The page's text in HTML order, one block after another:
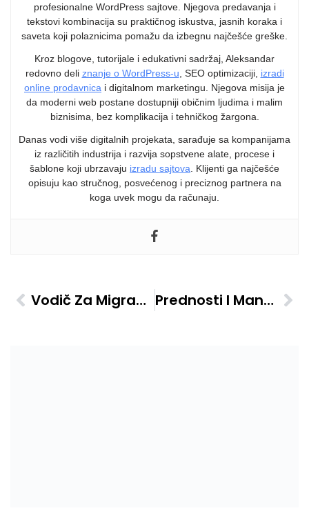
profesionalne WordPress sajtove. Njegova predavanja i
tekstovi kombinacija su praktičnog iskustva, jasnih koraka i
saveta koji polaznicima pomažu da izbegnu najčešće greške.
Kroz blogove, tutorijale i edukativni sadržaj, Aleksandar
redovno deli znanje o WordPress-u , SEO optimizaciji, izradi
online prodavnica i digitalnom marketingu. Njegova misija je
da moderni web postane dostupniji običnim ljudima i malim
biznisima, bez komplikacija i tehničkog žargona.
Danas vodi više digitalnih projekata, sarađuje sa kompanijama
iz različitih industrija i razvija sopstvene alate, procese i
šablone koji ubrzavaju izradu sajtova . Klijenti ga najčešće
opisuju kao stručnog, posvećenog i preciznog partnera na
koga uvek mogu da računaju.
Vodič Za Migraciju Sajta Na WordPress Bez Problema Prednosti I Mane Izrade Sajta Na WordPress-U U Odnosu Na Druge Platforme